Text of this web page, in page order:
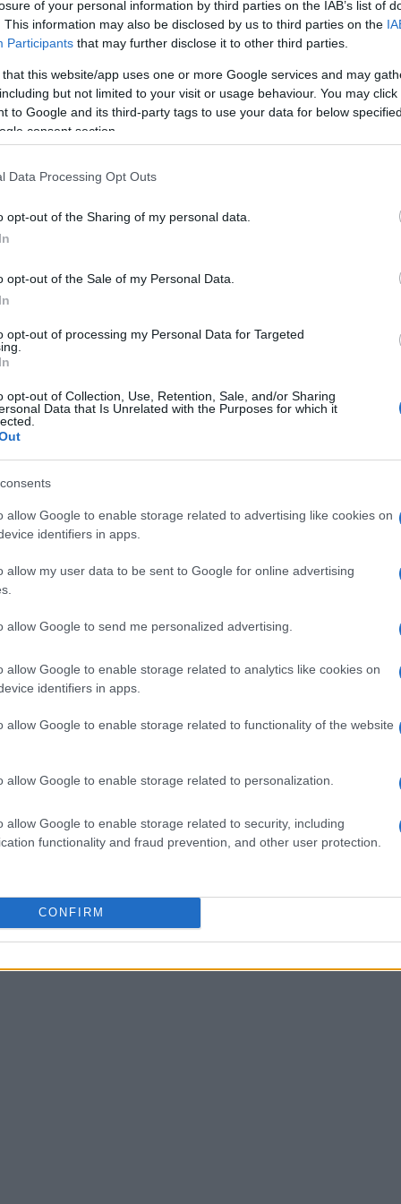
of your personal information by third parties on the IAB’s list of
This information may also be disclosed by us to third parties on the
Participants that may further disclose it to other third parties.
this website/app uses one or more Google services and may
but not limited to your visit or usage behaviour. You may
to Google and its third-party tags to use your data for below
consent section.
Data Processing Opt Outs
opt-out of the Sharing of my personal data.
opt-out of the Sale of my Personal Data.
opt-out of processing my Personal Data for Targeted
opt-out of Collection, Use, Retention, Sale, and/or Sharing
Data that Is Unrelated with the Purposes for which it
allow Google to enable storage related to advertising like cookies on
identifiers in apps.
allow my user data to be sent to Google for online advertising
allow Google to send me personalized advertising.
allow Google to enable storage related to analytics like cookies on
identifiers in apps.
allow Google to enable storage related to functionality of the website
allow Google to enable storage related to personalization.
allow Google to enable storage related to security, including
functionality and fraud prevention, and other user protection.
CONFIRM
Kraken.
entre el fútbol y las criptomonedas: «El fútbol
también». Sethi enfatizó que este acuerdo es una
Concertde la Copa Mundial de la FIFA 2026, un
en los fanáticos enAmérica del Norte y
un papel central en cómo la FIFA evoluciona y
avanzada en el deporte.
clubes como
1Williams Racing.